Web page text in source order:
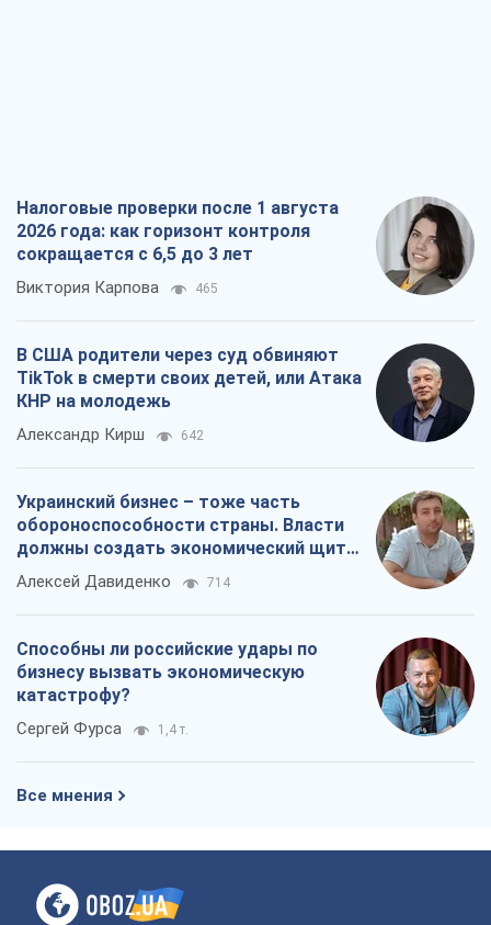
Налоговые проверки после 1 августа
2026 года: как горизонт контроля
сокращается с 6,5 до 3 лет
Виктория Карпова 465
В США родители через суд обвиняют
TikTok в смерти своих детей, или Атака
КНР на молодежь
Александр Кирш 642
Украинский бизнес – тоже часть
обороноспособности страны. Власти
должны создать экономический щит
для компаний
Алексей Давиденко 714
Способны ли российские удары по
бизнесу вызвать экономическую
катастрофу?
Сергей Фурса 1,4 т.
Все мнения